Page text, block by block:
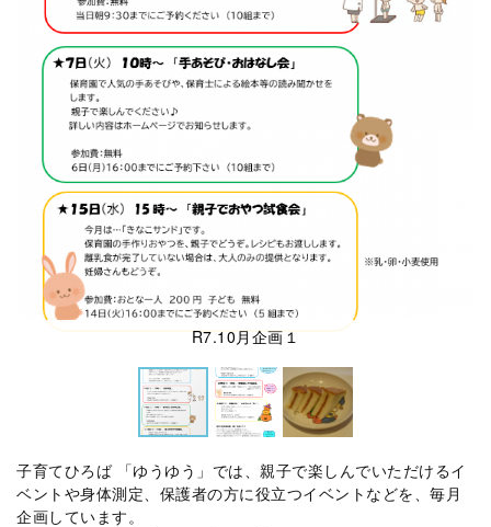
R7.10月企画１
子育てひろば 「ゆうゆう」では、親子で楽しんでいただけるイ
ベントや身体測定、保護者の方に役立つイベントなどを、毎月
企画しています。